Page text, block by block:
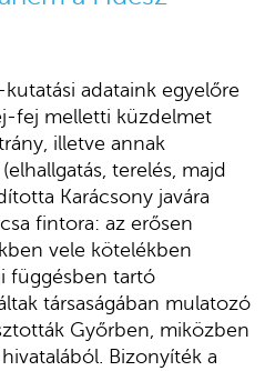
adataink egyelőre
fej melletti küzdelmet
illetve annak
terelés, majd
Karácsony javára
fintora: az erősen
vele kötelékben
függésben tartó
társaságában mulatozó
Győrben, miközben
Bizonyíték a